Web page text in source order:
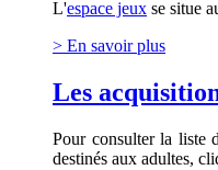
L'espace jeux se situe
> En savoir plus
Les
Pour consulter la liste
destinés aux adultes,